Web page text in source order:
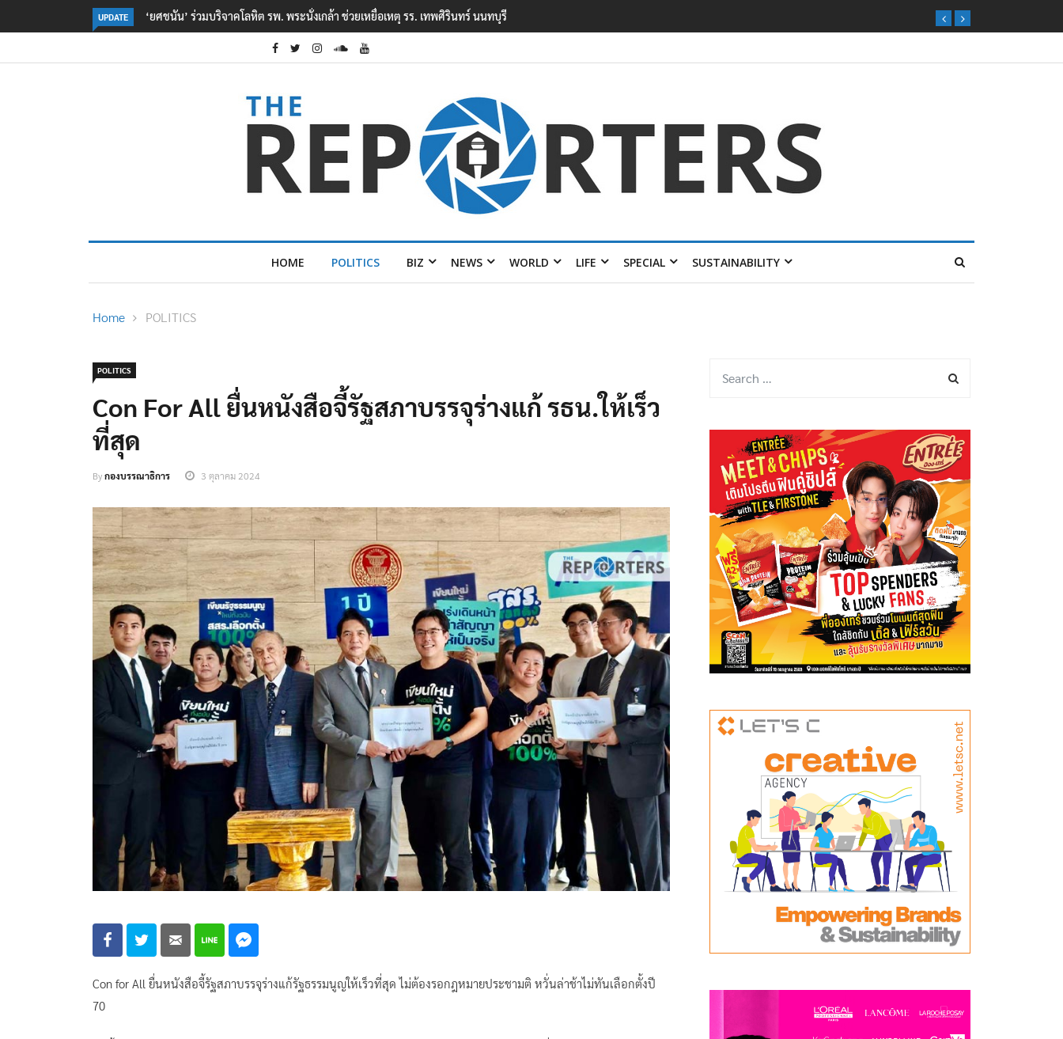
UPDATE ตร. อยู่ระหว่างสอบสวนแรงจูงใจ เหตุยิงในโรงเรียนเทพศิรินทร์ นนทบุรี พบเด็กก่อเหตุเครียดเรื่องเรียน
HOME POLITICS BIZ NEWS WORLD LIFE SPECIAL SUSTAINABILITY
Home POLITICS
POLITICS
Con For All ยื่นหนังสือจี้รัฐสภาบรรจุร่างแก้ รธน.ให้เร็ว
ที่สุด
Byกองบรรณาธิการ 3 ตุลาคม 2024
Con for All ยื่นหนังสือจี้รัฐสภาบรรจุร่างแก้รัฐธรรมนูญให้เร็วที่สุด ไม่ต้องรอกฎหมายประชามติ หวั่นล่าช้าไม่ทันเลือกตั้งปี
70